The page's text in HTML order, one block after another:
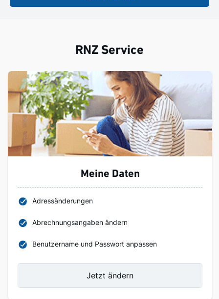
RNZ Service
Meine Daten
Adressänderungen
Abrechnungsangaben ändern
Benutzername und Passwort anpassen
Jetzt ändern